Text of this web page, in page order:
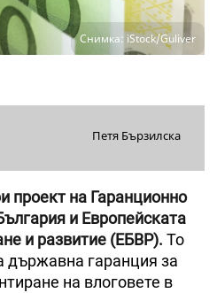
Снимка: iStock/Guliver
Петя Бързилска
проект на Гаранционно
и Европейската
и развитие (ЕБВР). То
държавна гаранция за
на влоговете в